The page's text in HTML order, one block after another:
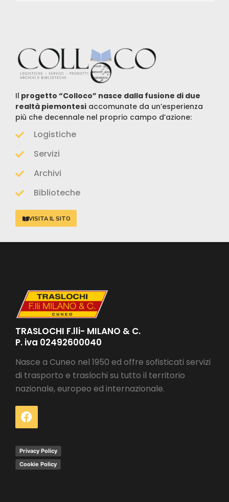
Il progetto “Colloco” nasce dalla fusione di due
realtà piemontesi accomunate da un’esperienza
più che decennale nel proprio campo d’azione:
Logistiche
Servizi
Archivi
Biblioteche
VISITA IL SITO
TRASLOCHI F.lli- MILANO & C.
P. iva 02492600040
Nasce a Cuneo nel 1950 ed offre sofisticati servizi
di trasporto e traslochi su tutto il territorio
nazionale, europeo ed internazionale.
Privacy Policy
Cookie Policy